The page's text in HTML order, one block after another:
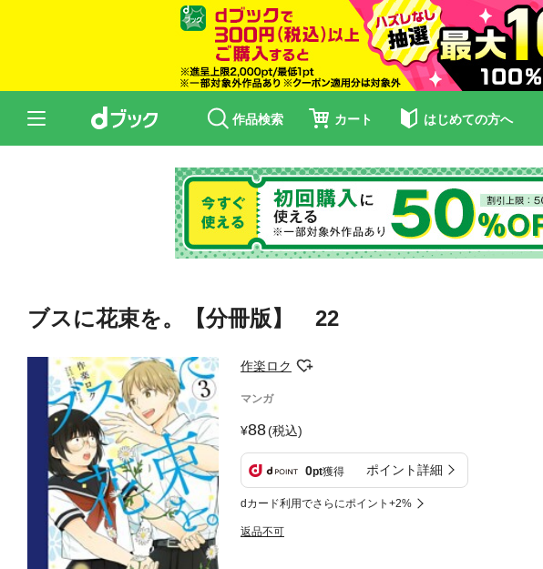
作品検索 カート はじめての方へ
ブスに花束を。【分冊版】 22
作楽ロク
マンガ
88(税込)
0pt獲得 ポイント詳細
dカード利用でさらにポイント+2%
返品不可